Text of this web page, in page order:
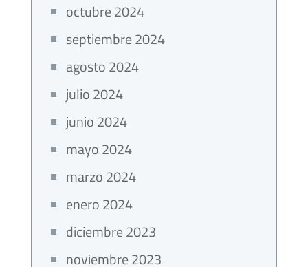
octubre 2024
septiembre 2024
agosto 2024
julio 2024
junio 2024
mayo 2024
marzo 2024
enero 2024
diciembre 2023
noviembre 2023